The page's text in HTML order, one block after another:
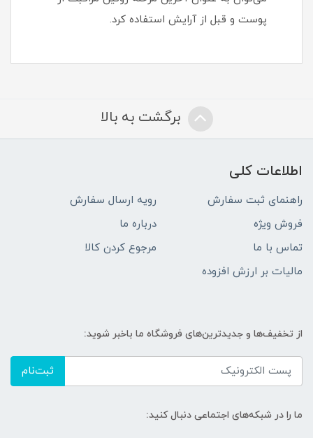
پوست و قبل از آرایش استفاده کرد.
برگشت به بالا
اطلاعات کلی
راهنمای ثبت سفارش
رویه ارسال سفارش
فروش ویژه
درباره ما
تماس با ما
مرجوع کردن کالا
مالیات بر ارزش افزوده
از تخفیف‌ها و جدیدترین‌های فروشگاه ما باخبر شوید:
ثبت‌نام
ما را در شبکه‌های اجتماعی دنبال کنید: